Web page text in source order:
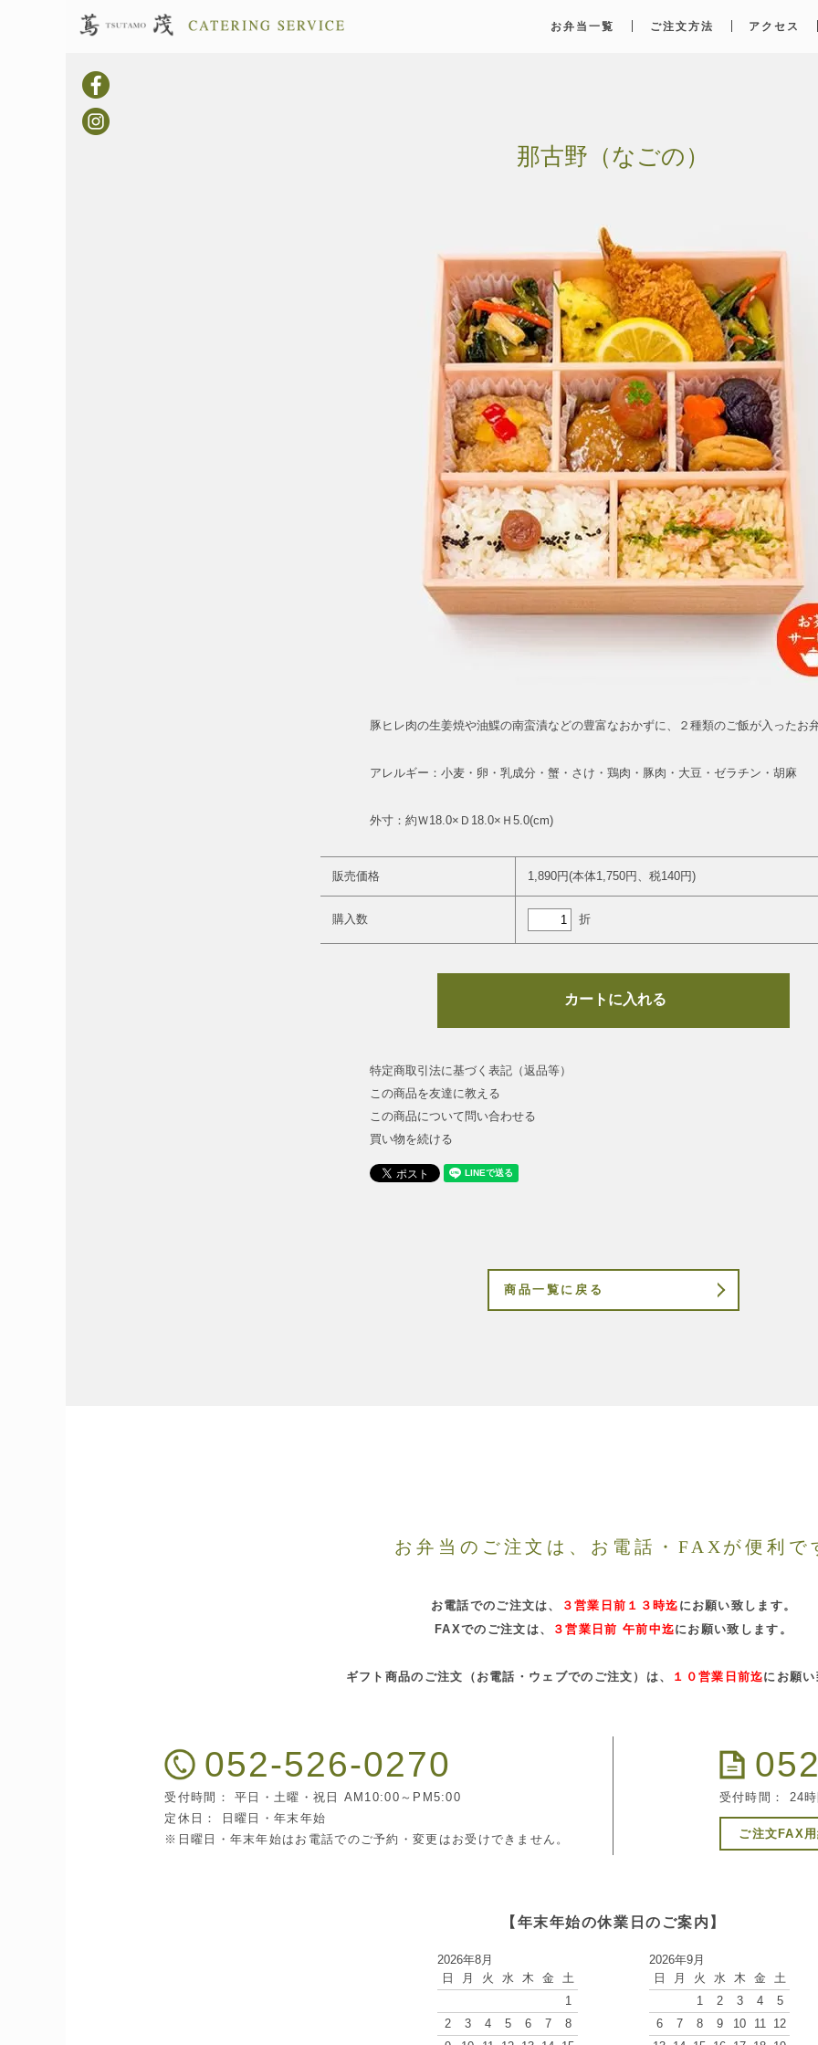
お弁当一覧 ご注文方法 アクセス
那古野（なごの）
豚ヒレ肉の生姜焼や油鰈の南蛮漬などの豊富なおかずに、２種類のご飯が入ったお
アレルギー：小麦・卵・乳成分・蟹・さけ・鶏肉・豚肉・大豆・ゼラチン・胡麻
外寸：約Ｗ18.0×Ｄ18.0×Ｈ5.0(cm)
販売価格 1,890円(本体1,750円、税140円)
購入数 折
特定商取引法に基づく表記（返品等）
この商品を友達に教える
この商品について問い合わせる
買い物を続ける
商品一覧に戻る
お弁当のご注文は、お電話・FAXが便利で
お電話でのご注文は、 ３営業日前１３時迄 にお願い致します。
FAXでのご注文は、
３営業日前 午前中迄にお願い致します。
ギフト商品のご注文（お電話・ウェブでのご注文）は、 １０営業日前迄にお願
052-526-0270
受付時間： 平日・土曜・祝日 AM10:00～PM5:00
定休日： 日曜日・年末年始
※日曜日・年末年始はお電話でのご予約・変更はお受けできません。
受付時間： 24
ご注文FAX
【年末年始の休業日のご案内】
2026年8月
日
月 火 水 木 金
土
1
2
3 4 5 6 7
8
2026年9月
日
月 火 水 木 金
土
1
2 3 4
5
6
7 8 9 10 11
12